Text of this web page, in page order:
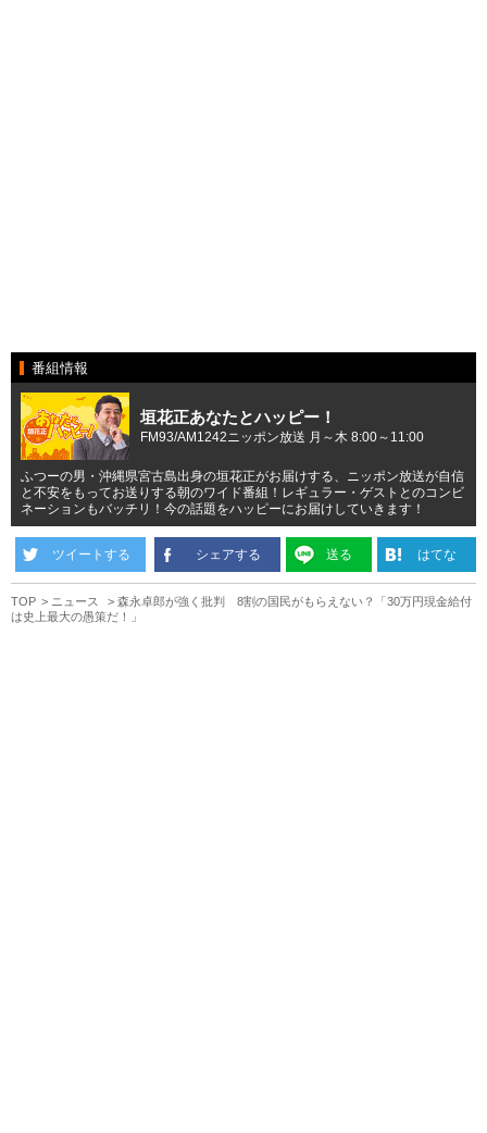
番組情報
垣花正あなたとハッピー！
FM93/AM1242ニッポン放送 月～木 8:00～11:00
ふつーの男・沖縄県宮古島出身の垣花正がお届けする、ニッポン放送が自信
と不安をもってお送りする朝のワイド番組！レギュラー・ゲストとのコンビ
ネーションもバッチリ！今の話題をハッピーにお届けしていきます！
ツイートする シェアする 送る はてな
TOP ニュース
森永卓郎が強く批判 8割の国民がもらえない？「30万円現金給付
は史上最大の愚策だ！」